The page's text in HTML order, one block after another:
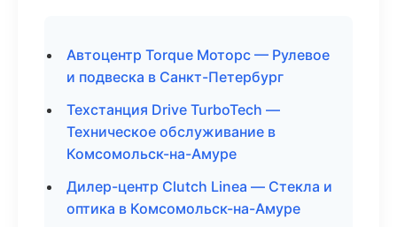
Автоцентр Torque Моторс — Рулевое
и подвеска в Санкт-Петербург
Техстанция Drive TurboTech —
Техническое обслуживание в
Комсомольск-на-Амуре
Дилер-центр Clutch Linea — Стекла и
оптика в Комсомольск-на-Амуре